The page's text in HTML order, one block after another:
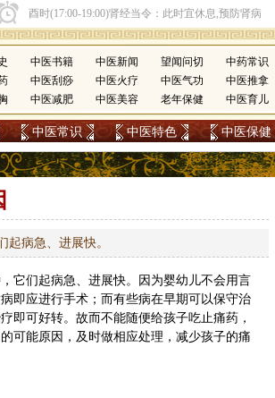
中医书籍 中医新闻 望闻问切 中药常识
中医刮痧 中医火疗 中医气功 中医推拿
中医减肥 中医美容 老年保健 中医育儿
中医常识 中医特色 中医保健
病急、进展快。
它们起病急、进展快。因为婴幼儿不会用言
即应进行手术；而有些病在早期可以保守治
即可好转。故而不能随便给孩子吃止痛药，
可能原因，及时做相应处理，减少孩子的痛